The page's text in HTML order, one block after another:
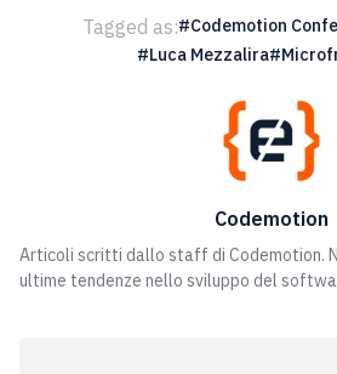
Tagged as: Codemotion
Luca Mezzalira
Codemotion
Articoli scritti dallo staff di Codemotion.
ultime tendenze nello sviluppo del